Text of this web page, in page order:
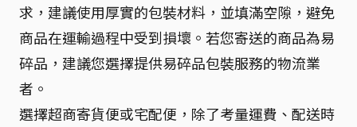
求，建議使用厚實的包裝材料，並填滿空隙，避免
商品在運輸過程中受到損壞。若您寄送的商品為易
碎品，建議您選擇提供易碎品包裝服務的物流業
者。
選擇超商寄貨便或宅配便，除了考量運費、配送時